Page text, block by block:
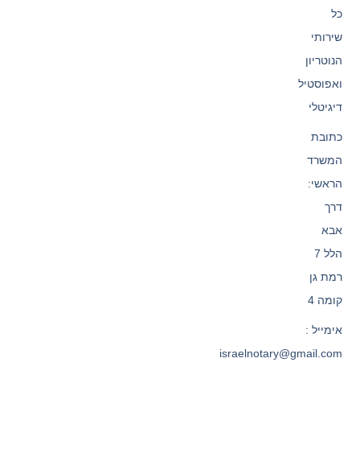
כל
שירותי
הנוטריון
ואפוסטיל
דיגיטלי
כתובת
המשרד
הראשי:
דרך
אבא
הלל 7
רמת גן
קומה 4
אימייל :
israelnotary@gmail.com